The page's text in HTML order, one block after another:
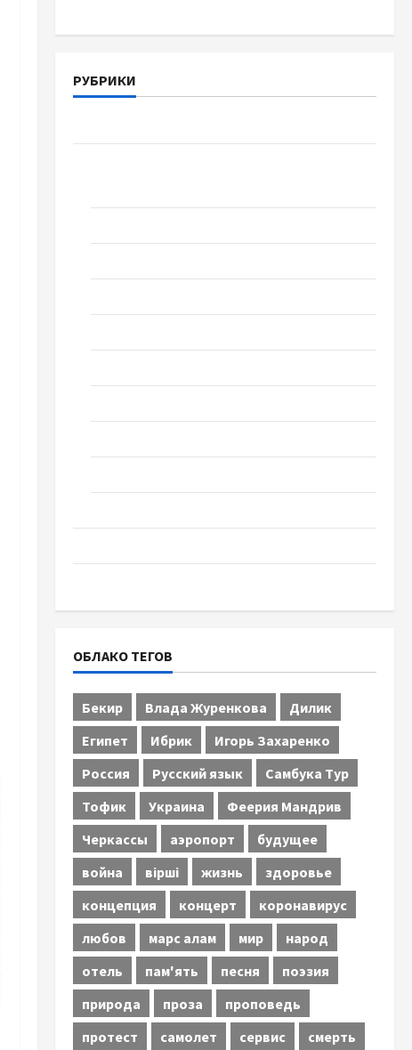
РУБРИКИ
ОБЛАКО ТЕГОВ
Бекир Влада Журенкова
Дилик
Египет
Ибрик
Игорь Захаренко
Россия
Русский язык
Самбука Тур
Тофик
Украина
Феерия Мандрив
Черкассы
аэропорт
будущее
война
вірші жизнь
здоровье
концепция
концерт
коронавирус
любов
марс алам мир
народ
отель
пам'ять песня
поэзия
природа
проза
проповедь
протест
самолет сервис
смерть